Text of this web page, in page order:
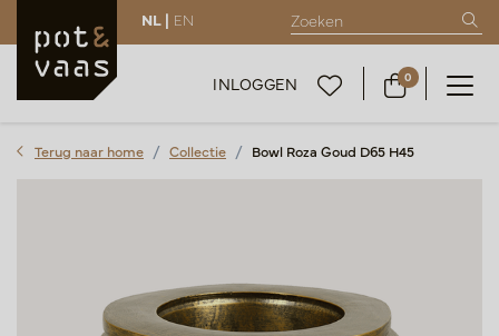
NL | EN
INLOGGEN 0
Terug naar home Collectie Bowl Roza Goud D65 H45